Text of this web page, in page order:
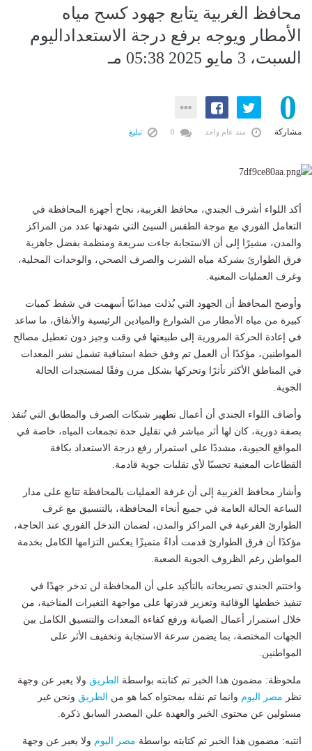
محافظ الغربية يتابع جهود كسح مياه
الأمطار ويوجه برفع درجة الاستعداداليوم
السبت، 3 مايو 2025 05:38 مـ
0
مشاركة منذ عام واحد تبليغ
أكد اللواء أشرف الجندي، محافظ الغربية، نجاح أجهزة المحافظة في
التعامل الفوري مع موجة الطقس السيئ التي شهدتها عدد من المراكز
والمدن، مشيرًا إلى أن الاستجابة جاءت سريعة ومنظمة بفضل جاهزية
فرق الطوارئ بشركة مياه الشرب والصرف الصحي، والوحدات المحلية،
وغرف العمليات المعنية.
وأوضح المحافظ أن الجهود التي بُذلت ميدانيًا أسهمت في شفط كميات
كبيرة من مياه الأمطار من الشوارع والميادين الرئيسية والأنفاق، ما ساعد
في إعادة الحركة المرورية إلى طبيعتها في وقت وجيز دون تعطيل مصالح
المواطنين، مؤكدًا أن العمل تم وفق خطة استباقية تشمل نشر المعدات
في المناطق الأكثر تأثرًا وتحركها بشكل مرن وفقًا لمستجدات الحالة
الجوية.
وأضاف اللواء الجندي أن أعمال تطهير شبكات الصرف والمطابق التي تُنفذ
بصفة دورية، كان لها أثر مباشر في تقليل حدة تجمعات المياه، خاصة في
المواقع الحيوية، مشددًا على استمرار رفع درجة الاستعداد بكافة
القطاعات المعنية تحسبًا لأي تقلبات جوية قادمة.
وأشار محافظ الغربية إلى أن غرفة العمليات بالمحافظة تتابع على مدار
الساعة الحالة العامة في جميع أنحاء المحافظة، بالتنسيق مع غرف
الطوارئ الفرعية في المراكز والمدن، لضمان التدخل الفوري عند الحاجة،
مؤكدًا أن فرق الطوارئ قدمت أداءً متميزًا يعكس التزامها الكامل بخدمة
المواطن رغم الظروف الجوية الصعبة.
واختتم الجندي تصريحاته بالتأكيد على أن المحافظة لن تدخر جهدًا في
تنفيذ خططها الوقائية وتعزيز قدرتها على مواجهة التغيرات المناخية، من
خلال استمرار أعمال الصيانة ورفع كفاءة المعدات والتنسيق الكامل بين
الجهات المختصة، بما يضمن سرعة الاستجابة وتخفيف الأثر على
المواطنين.
ملحوظة: مضمون هذا الخبر تم كتابته بواسطة الطريق ولا يعبر عن وجهة
نظر مصر اليوم وانما تم نقله بمحتواه كما هو من الطريق ونحن غير
مسئولين عن محتوى الخبر والعهدة علي المصدر السابق ذكرة.
انتبه: مضمون هذا الخبر تم كتابته بواسطة مصر اليوم ولا يعبر عن وجهة